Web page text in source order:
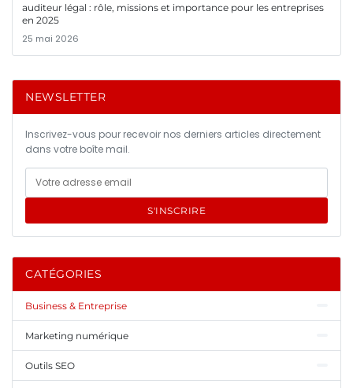
auditeur légal : rôle, missions et importance pour les entreprises
en 2025
25 mai 2026
NEWSLETTER
Inscrivez-vous pour recevoir nos derniers articles directement
dans votre boîte mail.
S'INSCRIRE
CATÉGORIES
Business & Entreprise
Marketing numérique
Outils SEO